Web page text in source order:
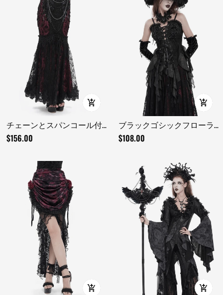
チェーンとスパンコール付
きビクトリアンゴシックフ
$156.00
ブラックゴシックフローラ
ルレースアップコルセット
$108.00